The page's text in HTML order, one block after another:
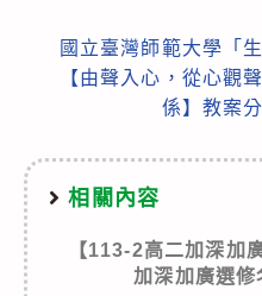
國立臺灣師範大學「
【由聲入心，從心觀
係】教案
相關內容
【113-2高二加深加
加深加廣選